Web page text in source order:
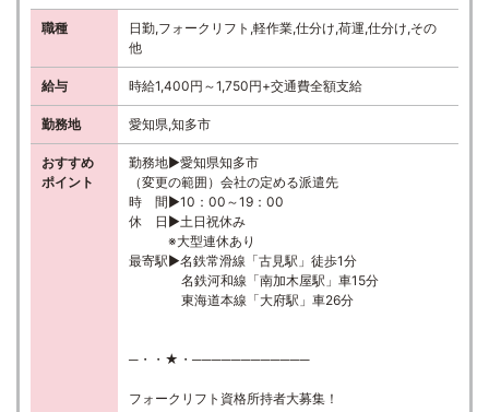
職種
日勤,フォークリフト,軽作業,仕分け,荷運,仕分け,その
他
給与 時給1,400円～1,750円+交通費全額支給
勤務地 愛知県,知多市
おすすめ
ポイント
勤務地▶愛知県知多市
（変更の範囲）会社の定める派遣先
時 間▶10：00～19：00
休 日▶土日祝休み
※大型連休あり
最寄駅▶名鉄常滑線「古見駅」徒歩1分
名鉄河和線「南加木屋駅」車15分
東海道本線「大府駅」車26分
─・・★・────────────
フォークリフト資格所持者大募集！